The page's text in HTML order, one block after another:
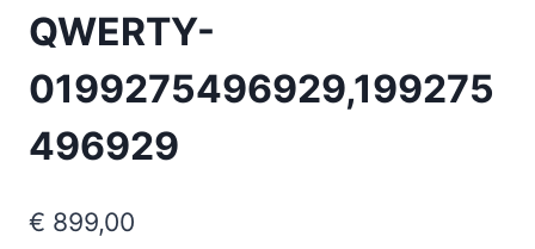
QWERTY-
0199275496929,199275
496929
€ 899,00